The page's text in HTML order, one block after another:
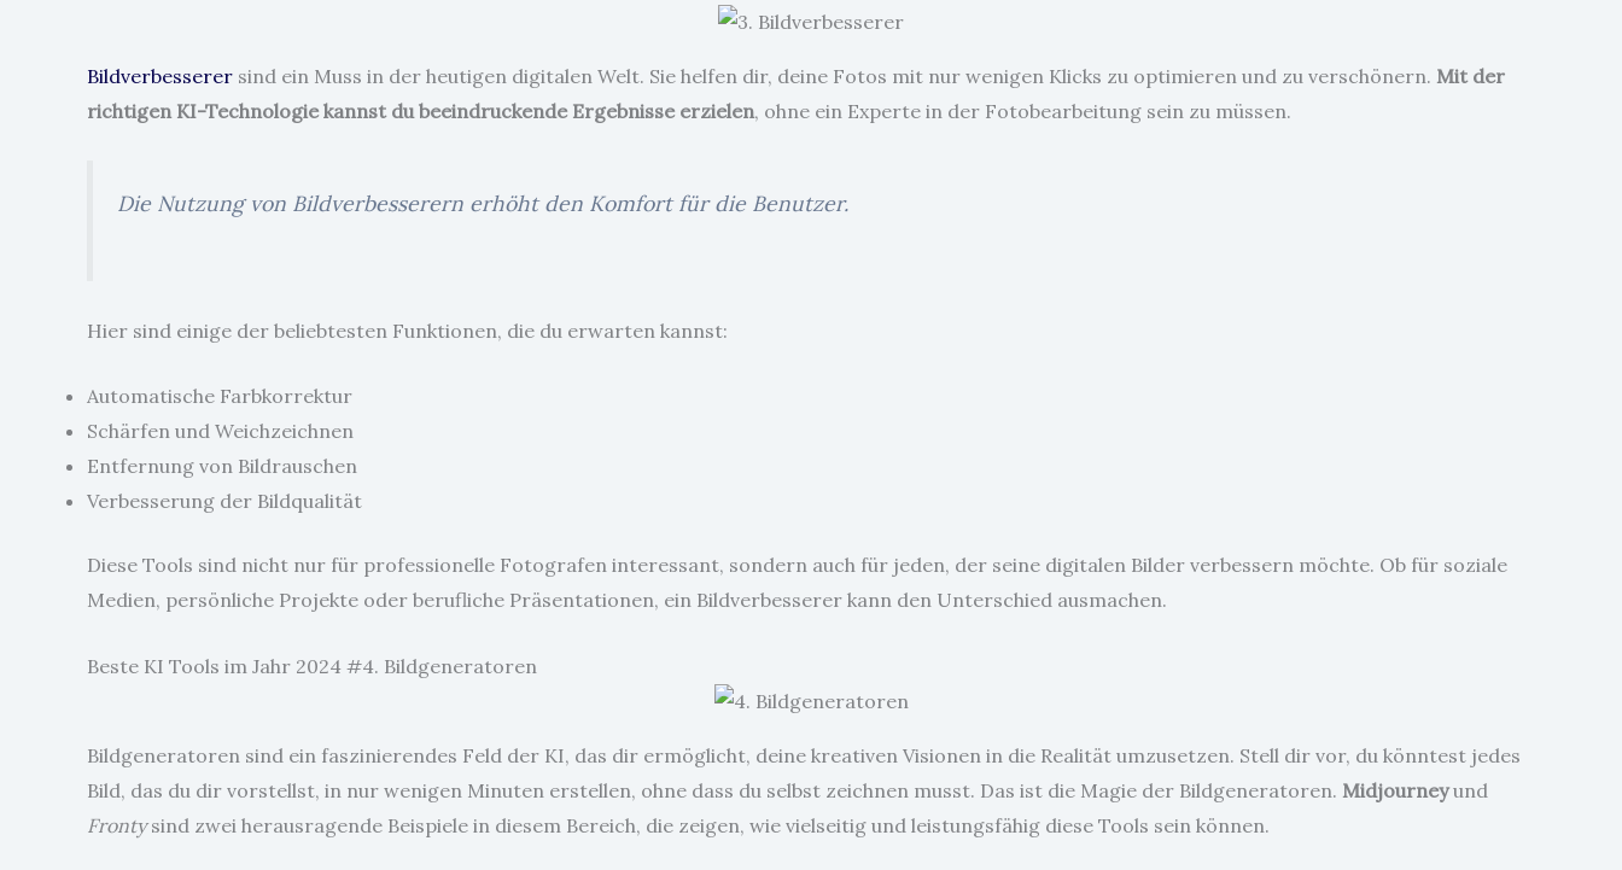
Bildverbesserer sind ein Muss in der heutigen digitalen Welt. Sie helfen dir, deine Fotos mit nur wenigen Klicks zu optimieren und zu verschönern. Mit der
richtigen KI-Technologie kannst du beeindruckende Ergebnisse erzielen, ohne ein Experte in der Fotobearbeitung sein zu müssen.
Die Nutzung von Bildverbesserern erhöht den Komfort für die Benutzer.
Hier sind einige der beliebtesten Funktionen, die du erwarten kannst:
Automatische Farbkorrektur
Schärfen und Weichzeichnen
Entfernung von Bildrauschen
Verbesserung der Bildqualität
Diese Tools sind nicht nur für professionelle Fotografen interessant, sondern auch für jeden, der seine digitalen Bilder verbessern möchte. Ob für soziale
Medien, persönliche Projekte oder berufliche Präsentationen, ein Bildverbesserer kann den Unterschied ausmachen.
Beste KI Tools im Jahr 2024 #4. Bildgeneratoren
Bildgeneratoren sind ein faszinierendes Feld der KI, das dir ermöglicht, deine kreativen Visionen in die Realität umzusetzen. Stell dir vor, du könntest jedes
Bild, das du dir vorstellst, in nur wenigen Minuten erstellen, ohne dass du selbst zeichnen musst. Das ist die Magie der Bildgeneratoren. Midjourneyund
Frontysind zwei herausragende Beispiele in diesem Bereich, die zeigen, wie vielseitig und leistungsfähig diese Tools sein können.